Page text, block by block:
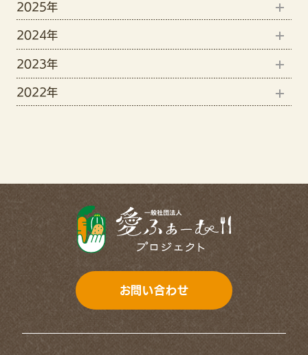
8月(1)
6月(2)
5月(3)
4月(3)
2025年
12月(1)
11月(1)
10月(2)
6月(1)
5月(2)
4月(2)
3月(3)
1月(2)
2024年
9月(1)
8月(4)
4月(7)
3月(4)
2月(5)
1月(12)
2023年
12月(15)
9月(11)
8月(5)
7月(8)
6月(11)
5月(8)
4月(8)
2022年
お問い合わせ